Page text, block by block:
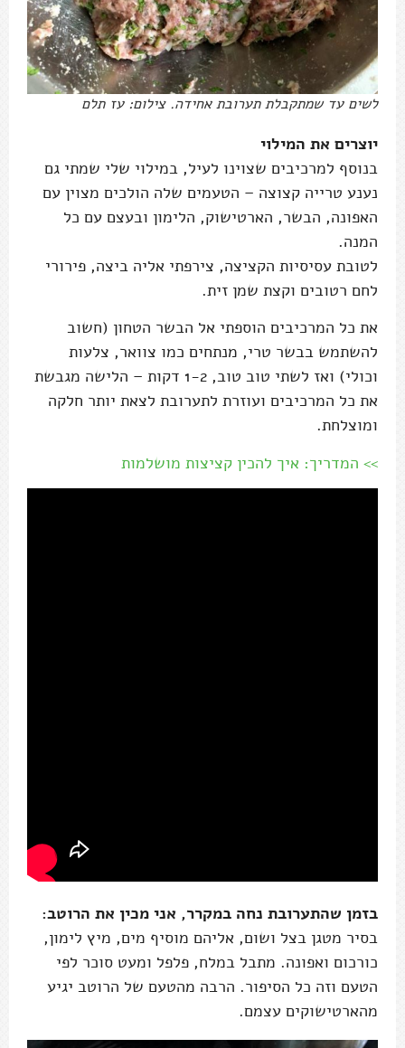
לשים עד שמתקבלת תערובת אחידה. צילום: עז תלם
יוצרים את המילוי
בנוסף למרכיבים שצוינו לעיל, במילוי שלי שמתי גם
נענע טרייה קצוצה – הטעמים שלה הולכים מצוין עם
האפונה, הבשר, הארטישוק, הלימון ובעצם עם כל
המנה.
לטובת עסיסיות הקציצה, צירפתי אליה ביצה, פירורי
לחם רטובים וקצת שמן זית.
את כל המרכיבים הוספתי אל הבשר הטחון (חשוב
להשתמש בבשר טרי, מנתחים כמו צוואר, צלעות
וכולי) ואז לשתי טוב טוב, 1-2 דקות – הלישה מגבשת
את כל המרכיבים ועוזרת לתערובת לצאת יותר חלקה
ומוצלחת.
>> המדריך: איך להכין קציצות מושלמות
בזמן שהתערובת נחה במקרר, אני מכין את הרוטב:
בסיר מטגן בצל ושום, אליהם מוסיף מים, מיץ לימון,
כורכום ואפונה. מתבל במלח, פלפל ומעט סוכר לפי
הטעם וזה כל הסיפור. הרבה מהטעם של הרוטב יגיע
מהארטישוקים עצמם.